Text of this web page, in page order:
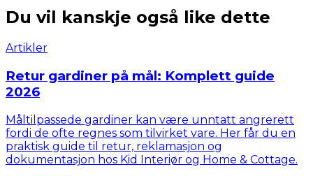
Du vil kanskje også like dette
Artikler
Retur gardiner på mål: Komplett guide
2026
Måltilpassede gardiner kan være unntatt angrerett
fordi de ofte regnes som tilvirket vare. Her får du en
praktisk guide til retur, reklamasjon og
dokumentasjon hos Kid Interiør og Home & Cottage.